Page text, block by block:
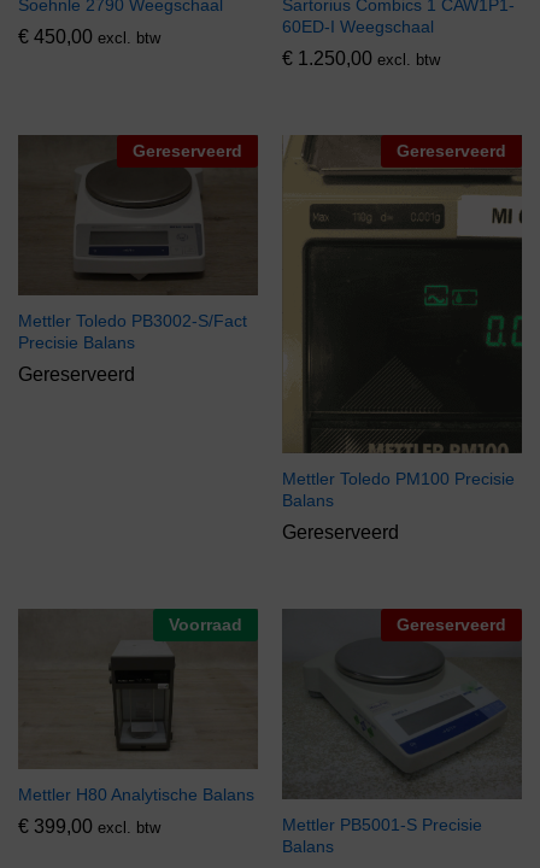
Soehnle 2790 Weegschaal
€ 450,00 excl. btw
Sartorius Combics 1 CAW1P1-
60ED-I Weegschaal
€ 1.250,00 excl. btw
Gereserveerd
Mettler Toledo PB3002-S/Fact
Precisie Balans
Gereserveerd
Gereserveerd
Mettler Toledo PM100 Precisie
Balans
Gereserveerd
Voorraad
Mettler H80 Analytische Balans
€ 399,00 excl. btw
Gereserveerd
Mettler PB5001-S Precisie
Balans